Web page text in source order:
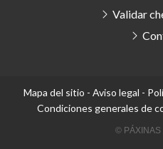
Validar
Mapa del sitio - Aviso legal -
Condiciones generales de
© PÁXINAS